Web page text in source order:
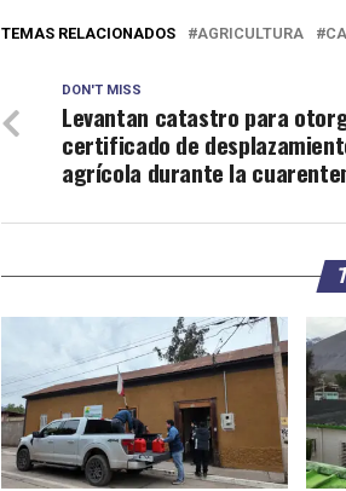
TEMAS RELACIONADOS AGRICULTURA
DON'T MISS
Levantan catastro para
certificado de
agrícola durante la